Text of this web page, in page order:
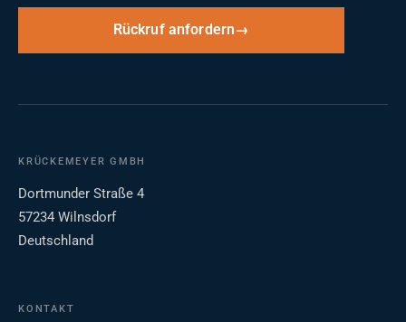
Rückruf anfordern
KRÜCKEMEYER GMBH
Dortmunder Straße 4
57234 Wilnsdorf
Deutschland
KONTAKT